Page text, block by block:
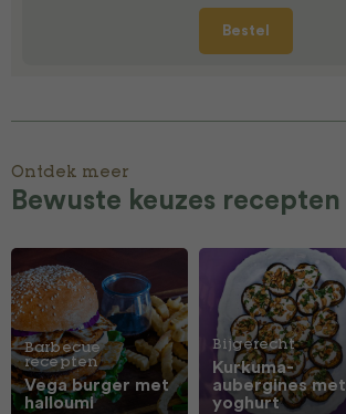
Bestel
Ontdek meer
Bewuste keuzes recepten
Barbecue
recepten
Vega burger met
halloumi
Bijgerecht
Kurkuma-
aubergines met
yoghurt